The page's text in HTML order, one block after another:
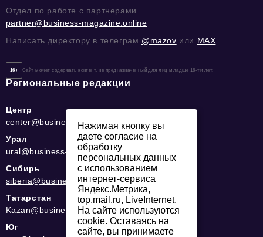
Отдел по работе с партнерами
partner@business-magazine.online
Написать директору в телеграм @mazov или MAX
16+ Сайт может содержать контент, не предназначенный для лиц младше 16-ти лет.
Региональные редакции
Центр
center@business-magazine.online
Урал
ural@business-magazine.online
Сибирь
siberia@business-magazine.online
Татарстан
Kazan@business-magazine.online
Юг
Нажимая кнопку вы
даете согласие на
обработку
персональных данных
с использованием
интернет-сервиса
Яндекс.Метрика,
top.mail.ru, LiveInternet.
На сайте используются
cookie. Оставаясь на
сайте, вы принимаете